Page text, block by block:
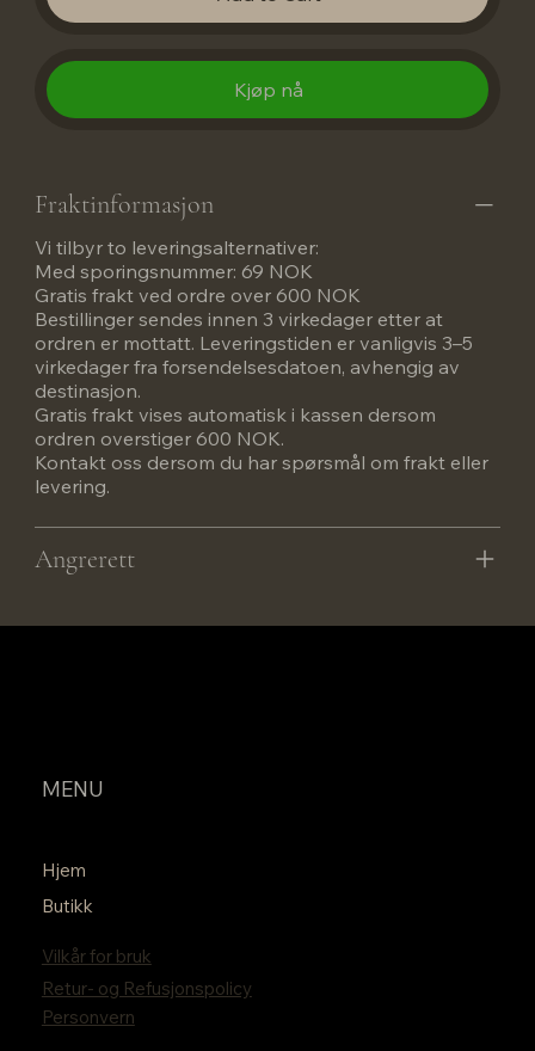
Kjøp nå
Fraktinformasjon
Vi tilbyr to leveringsalternativer:
Med sporingsnummer: 69 NOK
Gratis frakt ved ordre over 600 NOK
Bestillinger sendes innen 3 virkedager etter at
ordren er mottatt. Leveringstiden er vanligvis 3–5
virkedager fra forsendelsesdatoen, avhengig av
destinasjon.
Gratis frakt vises automatisk i kassen dersom
ordren overstiger 600 NOK.
Kontakt oss dersom du har spørsmål om frakt eller
levering.
Angrerett
MENU
Hjem
Butikk
Vilkår for bruk
Retur- og Refusjonspolicy
Personvern